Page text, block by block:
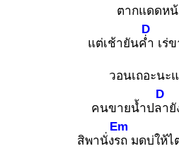
ตากแดดห
แต่เช้ายันค่ำ
D
เร่
วอนเถอะนะ
คนขายน้ำปลา
D
สิพานั่งรถ
Em
มดบ่ให้ไ